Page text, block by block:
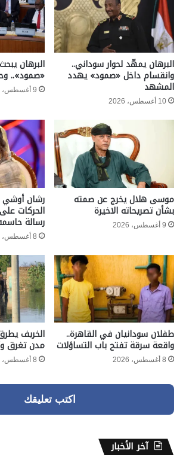
البرهان يمهّد لحوار سوداني..
وانقسام داخل «صمود» يهدد
المشهد
10 أغسطس، 2026
البرهان
«صمود»..
9 أغسطس، 2026
موسى هلال يخرج عن صمته
بشأن تصريحاته الاخيرة
9 أغسطس، 2026
رشان أوشي
الحركات
رسالة
8 أغسطس، 2026
طفلان سودانيان في القاهرة..
واقعة سرقة تفتح باب التساؤلات
8 أغسطس، 2026
الخريف
مدن تغرق
8 أغسطس، 2026
اكتب تعليقك
آخر الأخبار